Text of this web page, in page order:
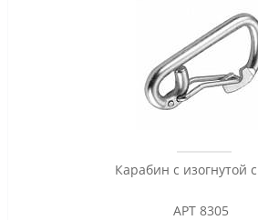
Карабин с изогнутой
АРТ 8305